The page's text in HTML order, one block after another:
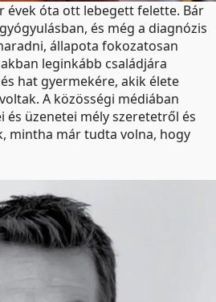
évek óta ott lebegett felette. Bár
és még a diagnózis
állapota fokozatosan
leginkább családjára
hat gyermekére, akik élete
A közösségi médiában
üzenetei mély szeretetről és
mintha már tudta volna, hogy